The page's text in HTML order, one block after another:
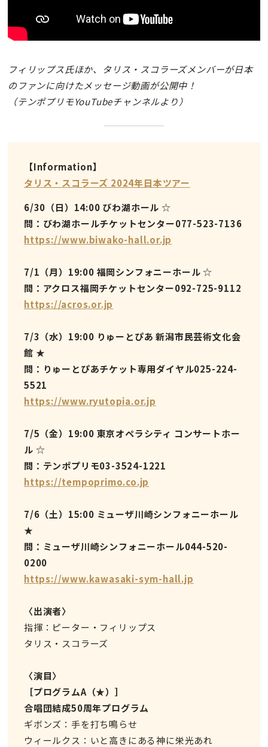
フィリップス氏ほか、タリス・スコラーズメンバーが日本
のファンに向けたメッセージ動画が公開中！
（テンポプリモYouTubeチャンネルより）
【Information】
タリス・スコラーズ 2024年日本ツアー
6/30（日）14:00 びわ湖ホール ☆
問：びわ湖ホールチケットセンター077-523-7136
https://www.biwako-hall.or.jp
7/1（月）19:00 福岡シンフォニーホール☆
問：アクロス福岡チケットセンター092-725-9112
https://acros.or.jp
7/3（水）19:00 りゅーとぴあ 新潟市民芸術文化会
館 ★
問：りゅーとぴあチケット専用ダイヤル025-224-
5521
https://www.ryutopia.or.jp
7/5（金）19:00 東京オペラシティ コンサートホー
ル ☆
問：テンポプリモ03-3524-1221
https://tempoprimo.co.jp
7/6（土）15:00 ミューザ川崎シンフォニーホール
★
問：ミューザ川崎シンフォニーホール044-520-
0200
https://www.kawasaki-sym-hall.jp
〈出演者〉
指揮：ピーター・フィリップス
タリス・スコラーズ
〈演目〉
［プログラムA（★）］
合唱団結成50周年プログラム
ギボンズ：手を打ち鳴らせ
ウィールクス：いと高きにある神に栄光あれ